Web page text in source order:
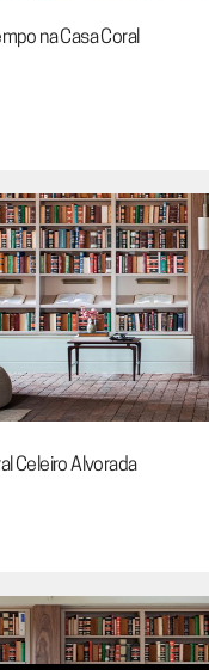
na Casa Coral
Celeiro Alvorada